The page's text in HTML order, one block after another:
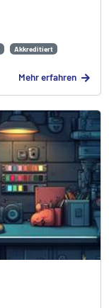
Akkreditiert
Mehr erfahren